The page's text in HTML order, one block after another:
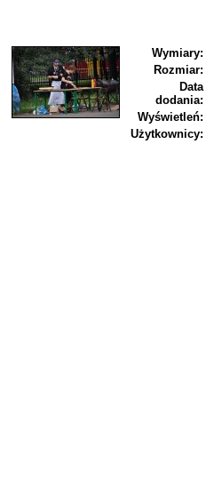
Wymiary:
Rozmiar:
Data
dodania:
Wyświetleń:
Użytkownicy: